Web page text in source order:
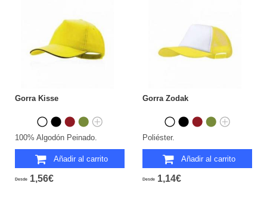
Gorra Kisse
100% Algodón Peinado.
Añadir al carrito
Desde 1,56€
Gorra Zodak
Poliéster.
Añadir al carrito
Desde 1,14€